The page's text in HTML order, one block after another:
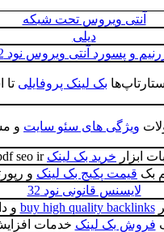
آنتی ویروس تحت شبکه
دیلی
و پسورد آنتی ویروس نود 32
بک لینک پروفایلی تا
ویژگی های سئو سایت و
ابزار خرید بک لینک pdf seo ir
بک قیمت پکیج بک لینک و
لایسنس قانونی نود 32
buy high quality backlinks و
فروش بک لینک خدمات